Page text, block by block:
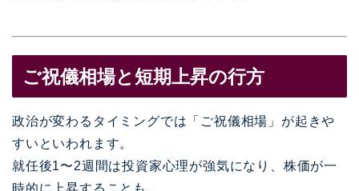
ご祝儀相場と短期上昇の行方
政治が変わるタイミングでは「ご祝儀相場」が起きや
すいといわれます。
就任後1〜2週間は投資家心理が強気になり、株価が一
時的に上昇することも。